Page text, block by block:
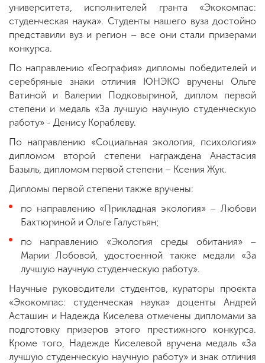
университета, исполнителей гранта «Экокомпас:
студенческая наука». Студенты нашего вуза достойно
представили вуз и регион – все они стали призерами
конкурса.
По направлению «География» дипломы победителей и
серебряные знаки отличия ЮНЭКО вручены Ольге
Ватиной и Валерии Подковыриной, диплом первой
степени и медаль «За лучшую научную студенческую
работу» - Денису Кораблеву.
По направлению «Социальная экология, психология»
дипломом второй степени награждена Анастасия
Базыль, дипломом первой степени – Ксения Жук.
Дипломы первой степени также вручены:
по направлению «Прикладная экология» – Любови
Бахтюриной и Ольге Галустьян;
по направлению «Экология среды обитания» –
Марии Лобовой, удостоенной также медали «За
лучшую научную студенческую работу».
Научные руководители студентов, кураторы проекта
«Экокомпас: студенческая наука» доценты Андрей
Асташин и Надежда Киселева отмечены дипломами за
подготовку призеров этого престижного конкурса.
Кроме того, Надежде Киселевой вручена медаль «За
лучшую студенческую научную работу» и знак отличия